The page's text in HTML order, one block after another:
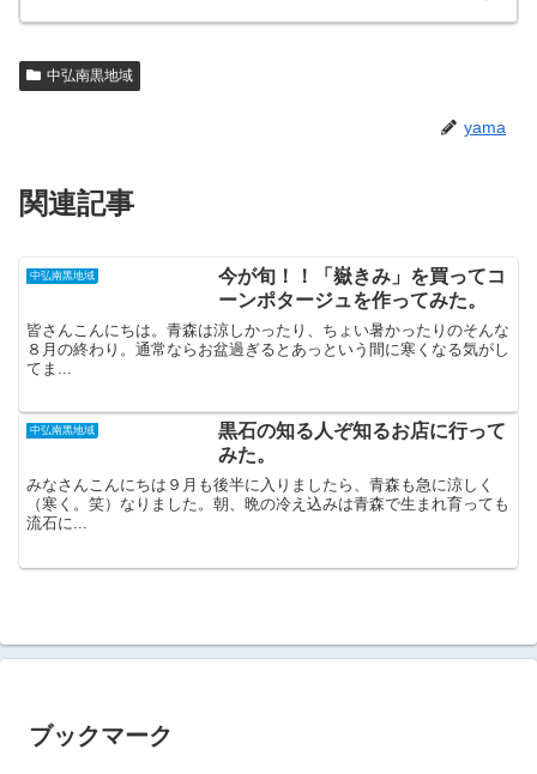
中弘南黒地域
yama
関連記事
中弘南黒地域
今が旬！！「嶽きみ」を買ってコ
ーンポタージュを作ってみた。
皆さんこんにちは。青森は涼しかったり、ちょい暑かったりのそんな
８月の終わり。通常ならお盆過ぎるとあっという間に寒くなる気がし
てま...
中弘南黒地域
黒石の知る人ぞ知るお店に行って
みた。
みなさんこんにちは９月も後半に入りましたら、青森も急に涼しく
（寒く。笑）なりました。朝、晩の冷え込みは青森で生まれ育っても
流石に...
ブックマーク